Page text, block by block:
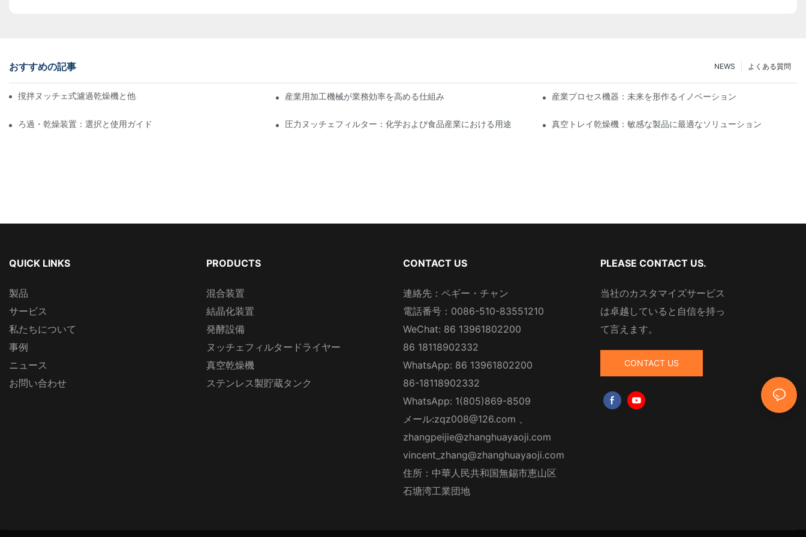
おすすめの記事 よくある質問
NEWS
撹拌ヌッチェ式濾過乾燥機と他の乾燥方法の比較 産業用加工機械が業務効率を高める仕組み 産業プロセス機器：未来を形作るイノベーション
ろ過・乾燥装置：選択と使用ガイド 圧力ヌッチェフィルター：化学および食品産業における用途 真空トレイ乾燥機：敏感な製品に最適なソリューション
QUICK LINKS
製品
サービス
私たちについて
事例
ニュース
お問い合わせ
PRODUCTS
混合装置
結晶化装置
発酵設備
ヌッチェフィルタードライヤー
真空乾燥機
ステンレス製貯蔵タンク
CONTACT US
連絡先：ペギー・チャン
電話番号：0086-510-83551210
WeChat: 86 13961802200
86 18118902332
WhatsApp: 86 13961802200
86-18118902332
WhatsApp: 1(805)869-8509
メール:zqz008@126.com
zhangpeijie@zhanghuayaoji.com
vincent_zhang@zhanghuayaoji.com
住所：中華人民共和国無錫市恵山区
石塘湾工業団地
PLEASE CONTACT US.
当社のカスタマイズサービス
は卓越していると自信を持っ
て言えます。
CONTACT US